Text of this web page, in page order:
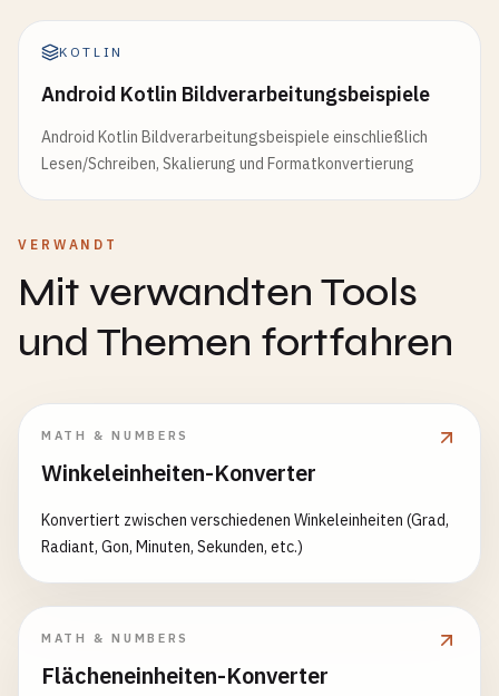
KOTLIN
Android Kotlin Bildverarbeitungsbeispiele
Android Kotlin Bildverarbeitungsbeispiele einschließlich
Lesen/Schreiben, Skalierung und Formatkonvertierung
VERWANDT
Mit verwandten Tools
und Themen fortfahren
MATH & NUMBERS
Winkeleinheiten-Konverter
Konvertiert zwischen verschiedenen Winkeleinheiten (Grad,
Radiant, Gon, Minuten, Sekunden, etc.)
MATH & NUMBERS
Flächeneinheiten-Konverter